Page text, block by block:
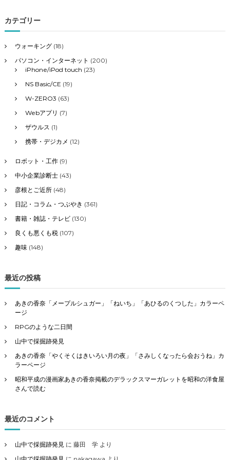
象
:
カテゴリー
ウォーキング(18)
パソコン・インターネット (200)
iPhone/iPod touch (23)
NS Basic/CE (19)
W-ZERO3 (63)
Webアプリ (7)
ザウルス (1)
携帯・デジカメ (12)
ロボット・工作(9)
中小企業診断士(43)
彦根とご近所(48)
日記・コラム・つぶやき (361)
書籍・雑誌・テレビ(130)
良くも悪くも税(107)
趣味(148)
最近の投稿
あきの香奈「メープルシュガー」「ねいち」「あひるのくつした」カラーペ
ージ
RPGのような二日間
山中で採掘跡発見
あきの香奈「やくそくはきいろい月の夜」「さみしくなったら会おうね」カ
ラーページ
昭和平成の漫画家あきの香奈掲載のデラックスマーガレットを昭和の洋食屋
さんで読む
最近のコメント
山中で採掘跡発見に 藤田 学より